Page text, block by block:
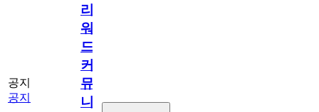
공지
공지
리
워
드
커
뮤
니